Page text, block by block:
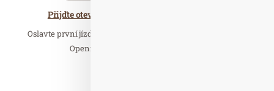
Přijďte otevřít novou sezónu na Dolní Moravě
Oslavte první jízdu lyžařské sezóny na Dolní Moravě. Grand
Opening 2019, tedy otevření letošní…